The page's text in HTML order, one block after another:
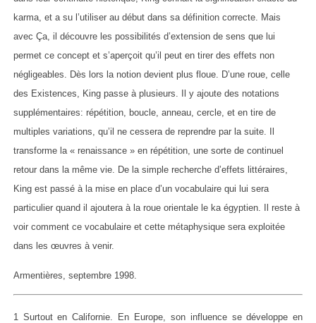
karma, et a su l’utiliser au début dans sa définition correcte. Mais
avec Ça, il découvre les possibilités d’extension de sens que lui
permet ce concept et s’aperçoit qu’il peut en tirer des effets non
négligeables. Dès lors la notion devient plus floue. D’une roue, celle
des Existences, King passe à plusieurs. Il y ajoute des notations
supplémentaires: répétition, boucle, anneau, cercle, et en tire de
multiples variations, qu’il ne cessera de reprendre par la suite. Il
transforme la « renaissance » en répétition, une sorte de continuel
retour dans la même vie. De la simple recherche d’effets littéraires,
King est passé à la mise en place d’un vocabulaire qui lui sera
particulier quand il ajoutera à la roue orientale le ka égyptien. Il reste à
voir comment ce vocabulaire et cette métaphysique sera exploitée
dans les œuvres à venir.
Armentières, septembre 1998.
1 Surtout en Californie. En Europe, son influence se développe en